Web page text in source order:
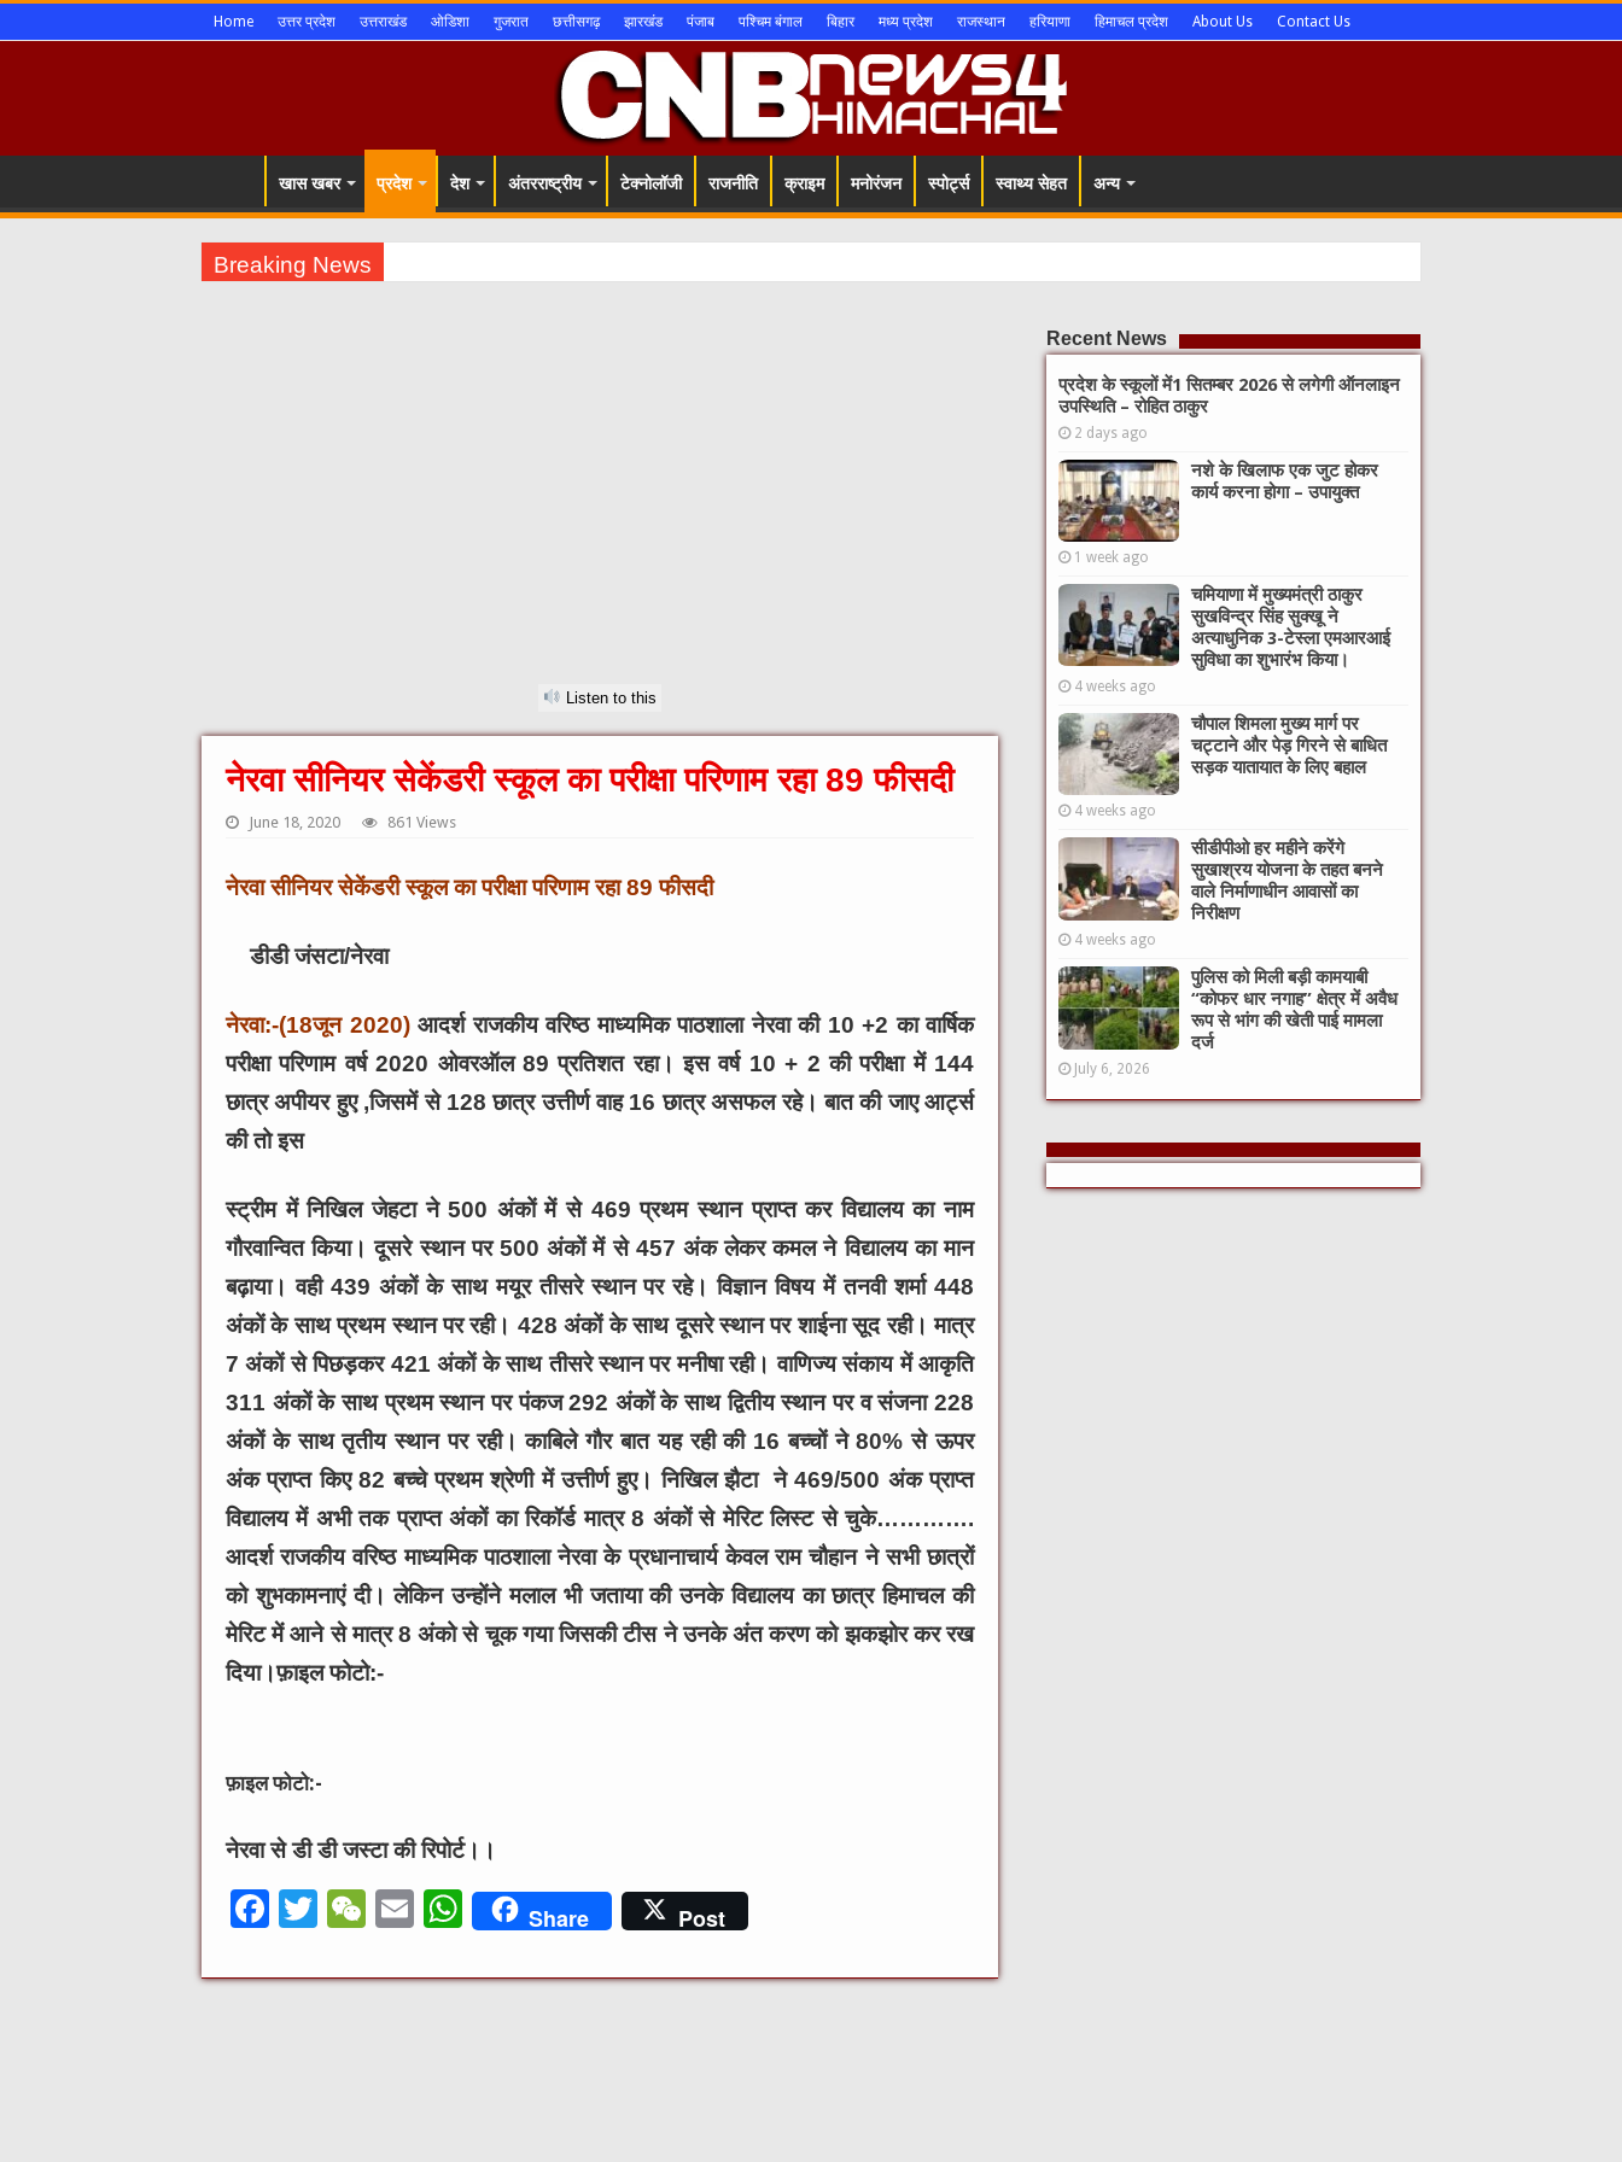
Home उत्तर प्रदेश उत्तराखंड ओडिशा गुजरात छत्तीसगढ़ झारखंड पंजाब पश्चिम बंगाल बिहार मध्य प्रदेश राजस्थान हरियाणा हिमाचल प्रदेश About Us Contact Us
खास खबर प्रदेश देश अंतरराष्ट्रीय टेक्नोलॉजी राजनीति क्राइम मनोरंजन स्पोर्ट्स स्वाथ्य सेहत अन्य
Breaking News
Listen to this
नेरवा सीनियर सेकेंडरी स्कूल का परीक्षा परिणाम रहा 89 फीसदी
June 18, 2020 861 Views
नेरवा सीनियर सेकेंडरी स्कूल का परीक्षा परिणाम रहा 89 फीसदी
डीडी जंसटा/नेरवा
नेरवा:-(18जून 2020)आदर्श राजकीय वरिष्ठ माध्यमिक पाठशाला नेरवा की 10 +2 का वार्षिक
परीक्षा परिणाम वर्ष 2020 ओवरऑल 89 प्रतिशत रहा। इस वर्ष 10 + 2 की परीक्षा में 144
छात्र अपीयर हुए ,जिसमें से 128 छात्र उत्तीर्ण वाह 16 छात्र असफल रहे। बात की जाए आर्ट्स
की तो इस
स्ट्रीम में निखिल जेहटा ने 500 अंकों में से 469 प्रथम स्थान प्राप्त कर विद्यालय का नाम
गौरवान्वित किया। दूसरे स्थान पर 500 अंकों में से 457 अंक लेकर कमल ने विद्यालय का मान
बढ़ाया। वही 439 अंकों के साथ मयूर तीसरे स्थान पर रहे। विज्ञान विषय में तनवी शर्मा 448
अंकों के साथ प्रथम स्थान पर रही। 428 अंकों के साथ दूसरे स्थान पर शाईना सूद रही। मात्र
7 अंकों से पिछड़कर 421 अंकों के साथ तीसरे स्थान पर मनीषा रही। वाणिज्य संकाय में आकृति
311 अंकों के साथ प्रथम स्थान पर पंकज 292 अंकों के साथ द्वितीय स्थान पर व संजना 228
अंकों के साथ तृतीय स्थान पर रही। काबिले गौर बात यह रही की 16 बच्चों ने 80% से ऊपर
अंक प्राप्त किए 82 बच्चे प्रथम श्रेणी में उत्तीर्ण हुए। निखिल झैटा ने 469/500 अंक प्राप्त
विद्यालय में अभी तक प्राप्त अंकों का रिकॉर्ड मात्र 8 अंकों से मेरिट लिस्ट से चुके………….
आदर्श राजकीय वरिष्ठ माध्यमिक पाठशाला नेरवा के प्रधानाचार्य केवल राम चौहान ने सभी छात्रों
को शुभकामनाएं दी। लेकिन उन्होंने मलाल भी जताया की उनके विद्यालय का छात्र हिमाचल की
मेरिट में आने से मात्र 8 अंको से चूक गया जिसकी टीस ने उनके अंत करण को झकझोर कर रख
दिया।फ़ाइल फोटो:-
फ़ाइल फोटो:-
नेरवा से डी डी जस्टा की रिपोर्ट।।
F
c
T
it
W
C
E
ai
W
at
Share Post
Recent News
प्रदेश के स्कूलों में1 सितम्बर 2026 से लगेगी ऑनलाइन
उपस्थिति – रोहित ठाकुर
2 days ago
नशे के खिलाफ एक जुट होकर
कार्य करना होगा – उपायुक्त
1 week ago
चमियाणा में मुख्यमंत्री ठाकुर
सुखविन्द्र सिंह सुक्खू ने
अत्याधुनिक 3-टेस्ला एमआरआई
सुविधा का शुभारंभ किया।
4 weeks ago
चौपाल शिमला मुख्य मार्ग पर
चट्टाने और पेड़ गिरने से बाधित
सड़क यातायात के लिए बहाल
4 weeks ago
सीडीपीओ हर महीने करेंगे
सुखाश्रय योजना के तहत बनने
वाले निर्माणाधीन आवासों का
निरीक्षण
4 weeks ago
पुलिस को मिली बड़ी कामयाबी
“कोफर धार नगाह” क्षेत्र में अवैध
रूप से भांग की खेती पाई मामला
दर्ज
July 6, 2026